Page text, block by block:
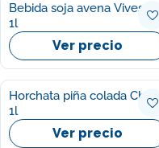
Bebida soja avena Vivesoy
1l
Ver precio
Horchata piña colada Chufi
1l
Ver precio